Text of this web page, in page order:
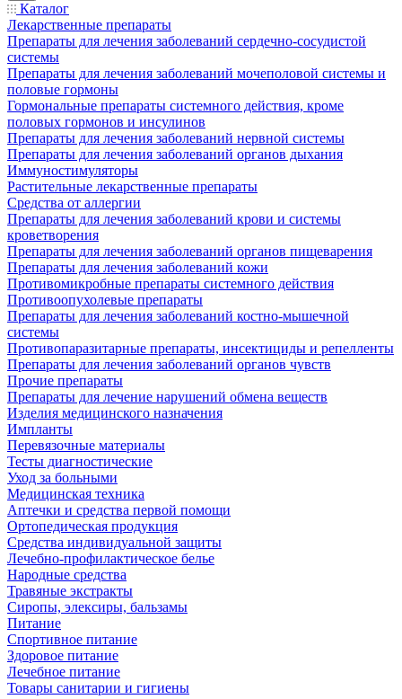
Каталог
Лекарственные препараты
Препараты для лечения заболеваний сердечно-сосудистой
системы
Препараты для лечения заболеваний мочеполовой системы и
половые гормоны
Гормональные препараты системного действия, кроме
половых гормонов и инсулинов
Препараты для лечения заболеваний нервной системы
Препараты для лечения заболеваний органов дыхания
Иммуностимуляторы
Растительные лекарственные препараты
Средства от аллергии
Препараты для лечения заболеваний крови и системы
кроветворения
Препараты для лечения заболеваний органов пищеварения
Препараты для лечения заболеваний кожи
Противомикробные препараты системного действия
Противоопухолевые препараты
Препараты для лечения заболеваний костно-мышечной
системы
Противопаразитарные препараты, инсектициды и репелленты
Препараты для лечения заболеваний органов чувств
Прочие препараты
Препараты для лечение нарушений обмена веществ
Изделия медицинского назначения
Импланты
Перевязочные материалы
Тесты диагностические
Уход за больными
Медицинская техника
Аптечки и средства первой помощи
Ортопедическая продукция
Средства индивидуальной защиты
Лечебно-профилактическое белье
Народные средства
Травяные экстракты
Сиропы, элексиры, бальзамы
Питание
Спортивное питание
Здоровое питание
Лечебное питание
Товары санитарии и гигиены